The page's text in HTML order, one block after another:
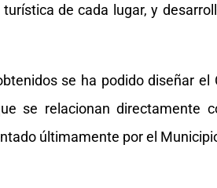
de cada lugar, y
se ha podido diseñar el
se relacionan directamente
últimamente por el